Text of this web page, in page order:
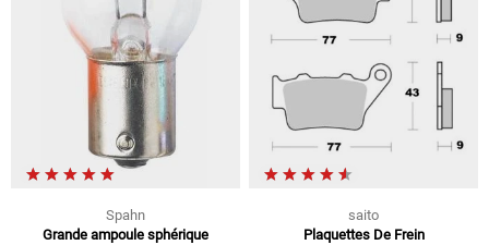
Spahn
Grande ampoule sphérique
saito
Plaquettes De Frein